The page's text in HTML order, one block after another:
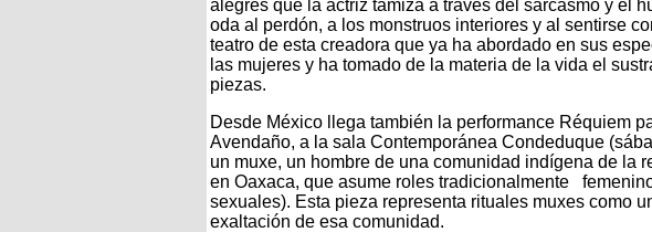
alegres que la actriz tamiza a través del sarcasmo y el
oda al perdón, a los monstruos interiores y al sentirse
teatro de esta creadora que ya ha abordado en sus
las mujeres y ha tomado de la materia de la vida el
piezas.
Desde México llega también la performance Réquiem
Avendaño, a la sala Contemporánea Condeduque
un muxe, un hombre de una comunidad indígena de la
en Oaxaca, que asume roles tradicionalmente
sexuales). Esta pieza representa rituales muxes como
exaltación de esa comunidad.